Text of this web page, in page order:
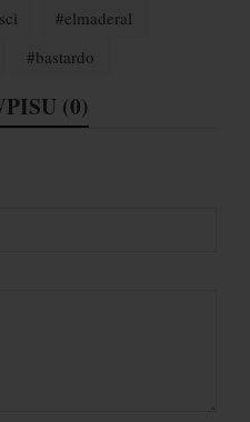
#elmaderal
#bastardo
(0)